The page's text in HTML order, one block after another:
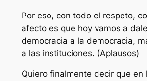
Por eso, con todo el respeto,
afecto es que hoy vamos a
democracia a la democracia,
a las instituciones. (Aplausos)
Quiero finalmente decir que en